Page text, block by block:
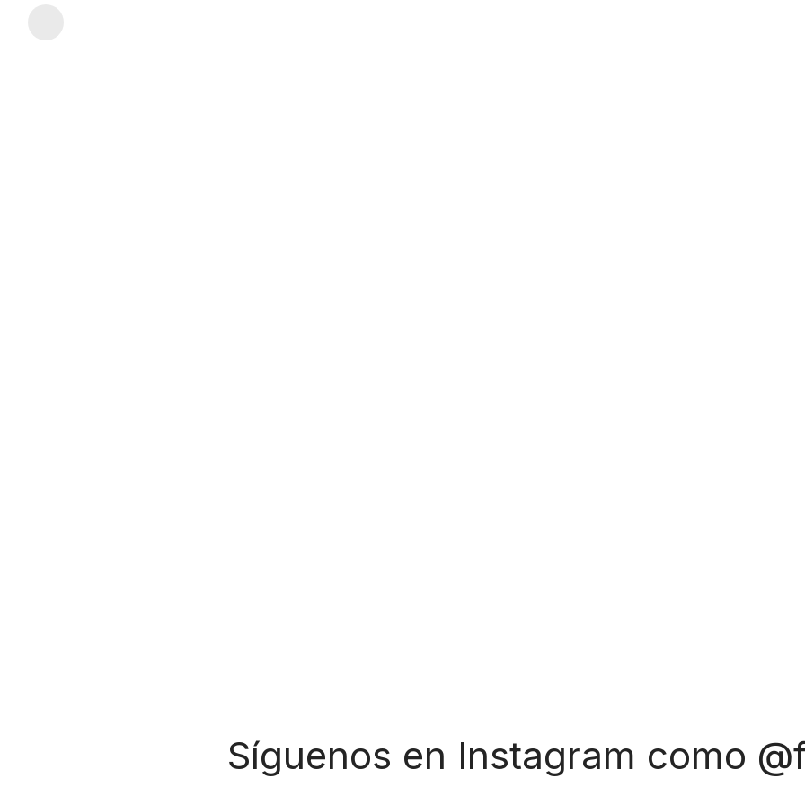
Síguenos en Instagram como